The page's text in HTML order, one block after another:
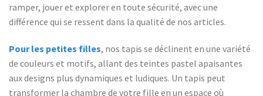
ramper, jouer et explorer en toute sécurité, avec une
différence qui se ressent dans la qualité de nos articles.
Pour les petites filles, nos tapis se déclinent en une variété
de couleurs et motifs, allant des teintes pastel apaisantes
aux designs plus dynamiques et ludiques. Un tapis peut
transformer la chambre de votre fille en un espace où